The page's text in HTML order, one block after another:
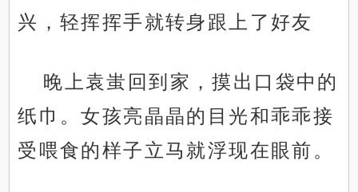
兴，轻挥挥手就转身跟上了好友
晚上袁蚩回到家，摸出口袋中的
纸巾。女孩亮晶晶的目光和乖乖接
受喂食的样子立马就浮现在眼前。